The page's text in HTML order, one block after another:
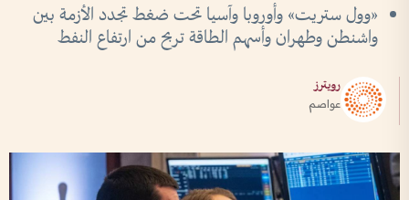
«وول ستريت» وأوروبا وآسيا تحت ضغط تجدد الأزمة بين
واشنطن وطهران وأسهم الطاقة تربح من ارتفاع النفط
رويترز
عواصم